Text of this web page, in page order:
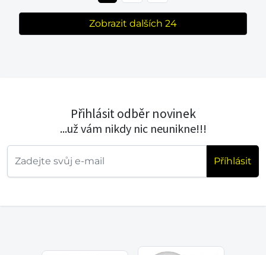
Zobrazit dalších 24
Přihlásit odběr novinek
...už vám nikdy nic neunikne!!!
Příhlásit